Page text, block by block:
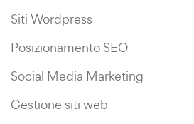
Siti Wordpress
Posizionamento SEO
Social Media Marketing
Gestione siti web